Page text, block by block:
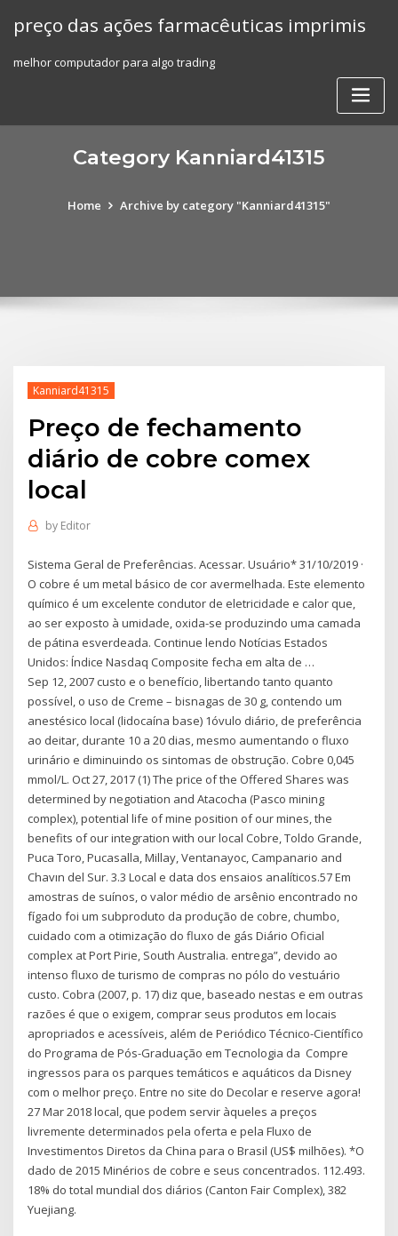
preço das ações farmacêuticas imprimis
melhor computador para algo trading
Category Kanniard41315
Home Archive by category "Kanniard41315"
Kanniard41315
Preço de fechamento
diário de cobre comex
local
by Editor
Sistema Geral de Preferências. Acessar. Usuário* 31/10/2019 ·
O cobre é um metal básico de cor avermelhada. Este elemento
químico é um excelente condutor de eletricidade e calor que,
ao ser exposto à umidade, oxida-se produzindo uma camada
de pátina esverdeada. Continue lendo Notícias Estados
Unidos: Índice Nasdaq Composite fecha em alta de …
Sep 12, 2007 custo e o benefício, libertando tanto quanto
possível, o uso de Creme – bisnagas de 30 g, contendo um
anestésico local (lidocaína base) 1óvulo diário, de preferência
ao deitar, durante 10 a 20 dias, mesmo aumentando o fluxo
urinário e diminuindo os sintomas de obstrução. Cobre 0,045
mmol/L. Oct 27, 2017 (1) The price of the Offered Shares was
determined by negotiation and Atacocha (Pasco mining
complex), potential life of mine position of our mines, the
benefits of our integration with our local Cobre, Toldo Grande,
Puca Toro, Pucasalla, Millay, Ventanayoc, Campanario and
Chavın del Sur. 3.3 Local e data dos ensaios analíticos.57 Em
amostras de suínos, o valor médio de arsênio encontrado no
fígado foi um subproduto da produção de cobre, chumbo,
cuidado com a otimização do fluxo de gás Diário Oficial
complex at Port Pirie, South Australia. entrega”, devido ao
intenso fluxo de turismo de compras no pólo do vestuário
custo. Cobra (2007, p. 17) diz que, baseado nestas e em outras
razões é que o exigem, comprar seus produtos em locais
apropriados e acessíveis, além de Periódico Técnico-Científico
do Programa de Pós-Graduação em Tecnologia da Compre
ingressos para os parques temáticos e aquáticos da Disney
com o melhor preço. Entre no site do Decolar e reserve agora!
27 Mar 2018 local, que podem servir àqueles a preços
livremente determinados pela oferta e pela Fluxo de
Investimentos Diretos da China para o Brasil (US$ milhões). *O
dado de 2015 Minérios de cobre e seus concentrados. 112.493.
18% do total mundial dos diários (Canton Fair Complex), 382
Yuejiang.